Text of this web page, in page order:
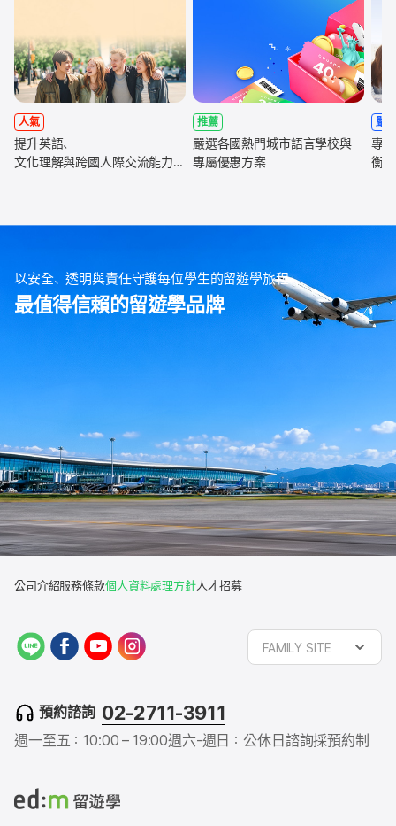
人氣
提升英語、
文化理解與跨國人際交流能力，
推薦
嚴選各國熱門城市語言學校與
專屬優惠方案
嚴選
專
衡
以安全、透明與責任守護每位學生的留遊學旅程
最值得信賴的留遊學品牌
公司介紹服務條款個人資料處理方針人才招募
L
f
a
b
o
y
o
u
e
a
r
FAMILY SITE
預約諮詢 02-2711-3911
週一至五：10:00 – 19:00週六-週日：公休日 諮詢採預約制